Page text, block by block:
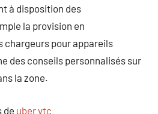
à disposition des
la provision en
chargeurs pour appareils
des conseils personnalisés sur
la zone.
de uber vtc